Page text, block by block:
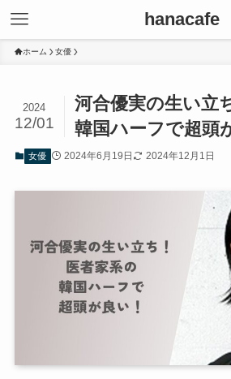
hanacafe
ホーム 女優
河合優実の生い立
韓国ハーフで超頭
2024
12/01
女優 2024年6月19日 2024年12月1日